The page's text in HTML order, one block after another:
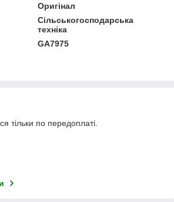
Оригінал
Сільськогосподарська
техніка
GA7975
тільки по передоплаті.